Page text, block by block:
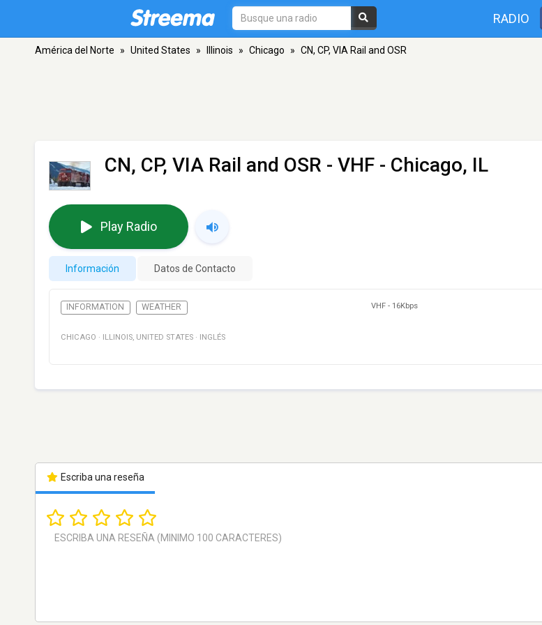
RADIO
América del Norte » United States » Illinois » Chicago » CN, CP, VIA Rail and OSR
CN, CP, VIA Rail and OSR - VHF - Chicago, IL
Play Radio
Información Datos de Contacto
INFORMATION WEATHER VHF - 16Kbps
CHICAGO · ILLINOIS, UNITED STATES · INGLÉS
Escriba una reseña